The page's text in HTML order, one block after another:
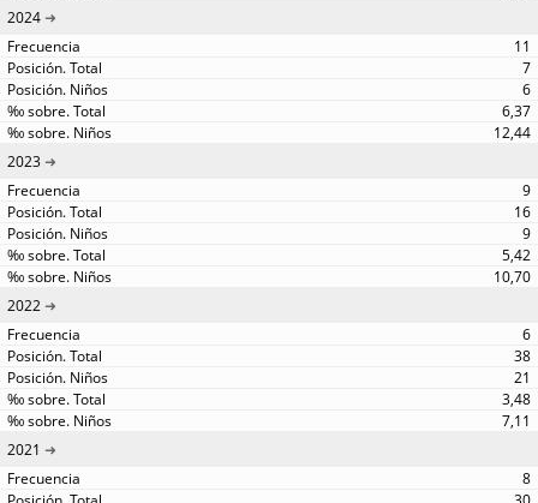
2024
11
7
6
6,37
12,44
2023
9
16
9
5,42
10,70
2022
6
38
21
3,48
7,11
2021
8